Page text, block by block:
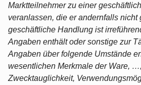
Marktteilnehmer zu einer
veranlassen, die er andernfalls nicht
geschäftliche Handlung ist
Angaben enthält oder sonstige zur
Angaben über folgende Umstände
wesentlichen Merkmale der Ware,
Zwecktauglichkeit,